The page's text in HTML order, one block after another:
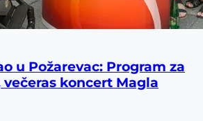
u Požarevac: Program za
koncert Magla